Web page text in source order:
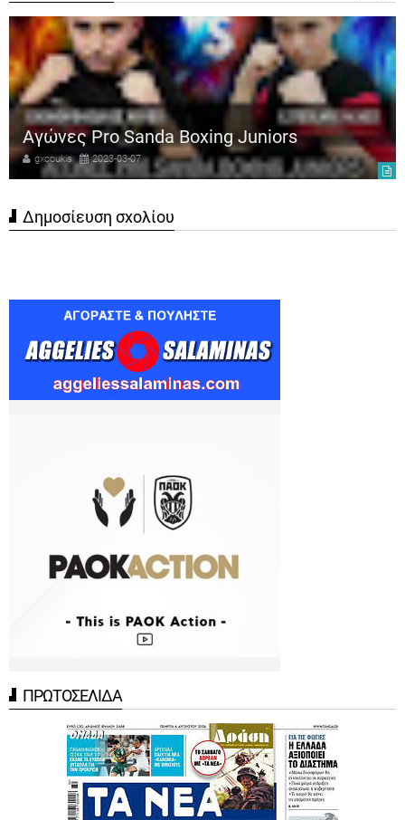
Αγώνες Pro Sanda Boxing Juniors
gxcoukis 2023-03-07
Δημοσίευση σχολίου
ΠΡΩΤΟΣΕΛΙΔΑ